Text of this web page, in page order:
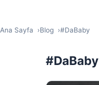
Ana Sayfa Blog #DaBaby
#DaBaby